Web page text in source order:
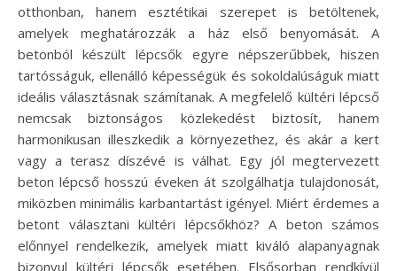
otthonban, hanem esztétikai szerepet is betöltenek,
amelyek meghatározzák a ház első benyomását. A
betonból készült lépcsők egyre népszerűbbek, hiszen
tartósságuk, ellenálló képességük és sokoldalúságuk miatt
ideális választásnak számítanak. A megfelelő kültéri lépcső
nemcsak biztonságos közlekedést biztosít, hanem
harmonikusan illeszkedik a környezethez, és akár a kert
vagy a terasz díszévé is válhat. Egy jól megtervezett
beton lépcső hosszú éveken át szolgálhatja tulajdonosát,
miközben minimális karbantartást igényel. Miért érdemes a
betont választani kültéri lépcsőkhöz? A beton számos
előnnyel rendelkezik, amelyek miatt kiváló alapanyagnak
bizonyul kültéri lépcsők esetében. Elsősorban rendkívül